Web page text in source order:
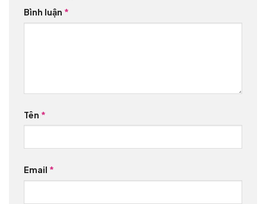
Bình luận *
Tên *
Email *